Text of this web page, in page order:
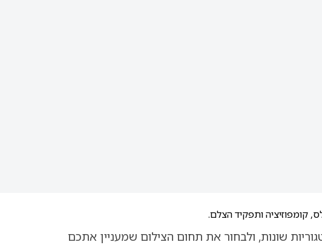
קומפוזיציה ותפקיד הצלם.
שונות, ולבחור את תחום הצילום שמעניין אתכם